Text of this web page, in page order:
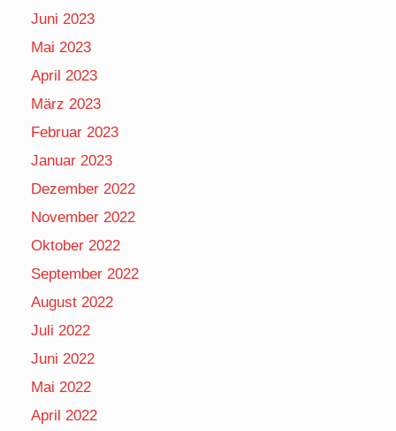
Juni 2023
Mai 2023
April 2023
März 2023
Februar 2023
Januar 2023
Dezember 2022
November 2022
Oktober 2022
September 2022
August 2022
Juli 2022
Juni 2022
Mai 2022
April 2022